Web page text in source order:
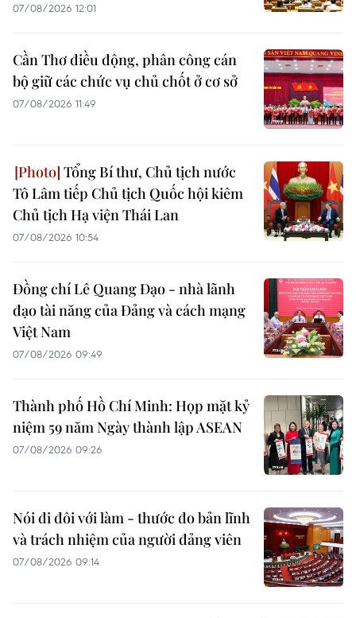
07/08/2026 12:01
Cần Thơ điều động, phân công cán
bộ giữ các chức vụ chủ chốt ở cơ sở
07/08/2026 11:49
Tổng Bí thư, Chủ tịch nước
Tô Lâm tiếp Chủ tịch Quốc hội kiêm
Chủ tịch Hạ viện Thái Lan
07/08/2026 10:54
Đồng chí Lê Quang Đạo - nhà lãnh
đạo tài năng của Đảng và cách mạng
Việt Nam
07/08/2026 09:49
Thành phố Hồ Chí Minh: Họp mặt kỷ
niệm 59 năm Ngày thành lập ASEAN
07/08/2026 09:26
Nói đi đôi với làm - thước đo bản lĩnh
và trách nhiệm của người đảng viên
07/08/2026 09:14